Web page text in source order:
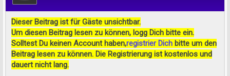
Dieser Beitrag ist für Gäste unsichtbar.
Um diesen Beitrag lesen zu können, logg Dich bitte ein.
Solltest Du keinen Account haben,registrier Dich bitte um den
Beitrag lesen zu können. Die Registrierung ist kostenlos und
dauert nicht lang.